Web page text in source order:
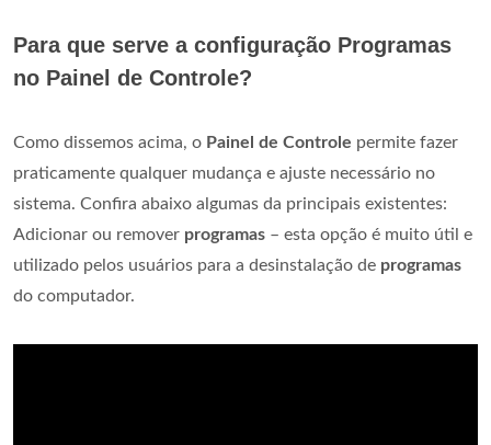
Para que serve a configuração Programas
no Painel de Controle?
Como dissemos acima, o Painel de Controle permite fazer
praticamente qualquer mudança e ajuste necessário no
sistema. Confira abaixo algumas da principais existentes:
Adicionar ou remover programas – esta opção é muito útil e
utilizado pelos usuários para a desinstalação de programas
do computador.